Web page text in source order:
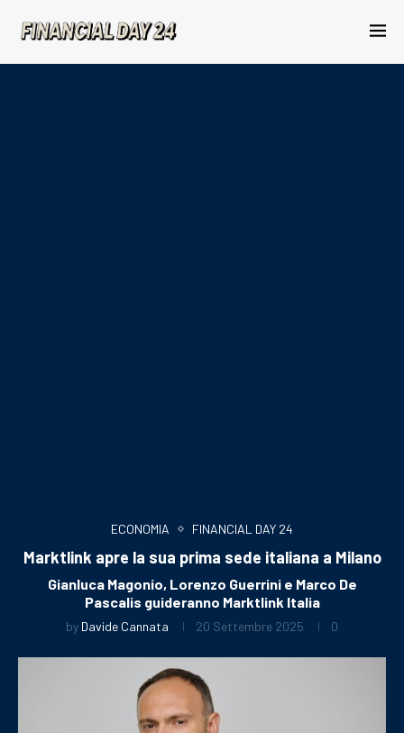
ECONOMIA FINANCIAL DAY 24
Marktlink apre la sua prima sede italiana a Milano
Gianluca Magonio, Lorenzo Guerrini e Marco De
Pascalis guideranno Marktlink Italia
by Davide Cannata 20 Settembre 2025 0